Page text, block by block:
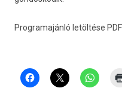
Pro­gramajánló letöltése